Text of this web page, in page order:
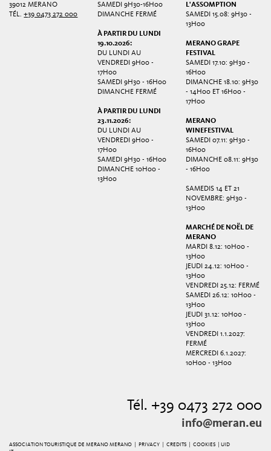
39012 MERANO
TÉL.+39 0473 272 000
SAMEDI 9H30-16H00
DIMANCHE FERMÉ
À PARTIR DU LUNDI
19.10.2026:
DU LUNDI AU
VENDREDI 9H00 -
17H00
SAMEDI 9H30 - 16H00
DIMANCHE FERMÉ
À PARTIR DU LUNDI
23.11.2026:
DU LUNDI AU
VENDREDI 9H00 -
17H00
SAMEDI 9H30 - 16H00
DIMANCHE 10H00 -
13H00
L'ASSOMPTION
SAMEDI 15.08: 9H30 -
13H00
MERANO GRAPE
FESTIVAL
SAMEDI 17.10: 9H30 -
16H00
DIMANCHE 18.10: 9H30
- 14H00 ET 16H00 -
17H00
MERANO
WINEFESTIVAL
SAMEDI 07.11: 9H30 -
16H00
DIMANCHE 08.11: 9H30
- 16H00
SAMEDIS 14 ET 21
NOVEMBRE: 9H30 -
13H00
MARCHÉ DE NOËL DE
MERANO
MARDI 8.12: 10H00 -
13H00
JEUDI 24.12: 10H00 -
13H00
VENDREDI 25.12: FERMÉ
SAMEDI 26.12: 10H00 -
13H00
JEUDI 31.12: 10H00 -
13H00
VENDREDI 1.1.2027:
FERMÉ
MERCREDI 6.1.2027:
10H00 - 13H00
Tél. +39 0473 272 000
info@meran.eu
ASSOCIATION TOURISTIQUE DE MERANO MERANO | PRIVACY |CREDITS |COOKIES
| UID